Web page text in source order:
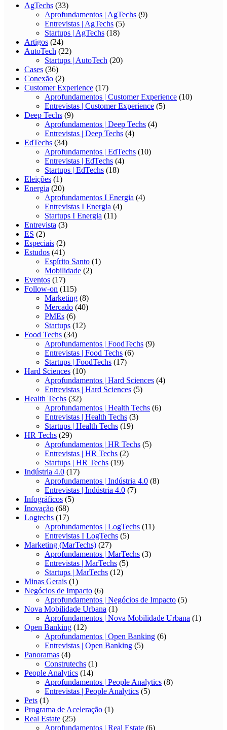
AgTechs (33)
Aprofundamentos | AgTechs (9)
Entrevistas | AgTechs (5)
Startups | AgTechs (18)
Artigos (24)
AutoTech (22)
Startups | AutoTech (20)
Cases (36)
Conexão (2)
Customer Experience (17)
Aprofundamentos | Customer Experience (10)
Entrevistas | Customer Experience (5)
Deep Techs (9)
Aprofundamentos | Deep Techs (4)
Entrevistas | Deep Techs (4)
EdTechs (34)
Aprofundamentos | EdTechs (10)
Entrevistas | EdTechs (4)
Startups | EdTechs (18)
Eleições (1)
Energia (20)
Aprofundamentos I Energia (4)
Entrevistas I Energia (4)
Startups I Energia (11)
Entrevista (3)
ES (2)
Especiais (2)
Estudos (41)
Espírito Santo (1)
Mobilidade (2)
Eventos (17)
Follow-on (115)
Marketing (8)
Mercado (40)
PMEs (6)
Startups (12)
Food Techs (34)
Aprofundamentos | FoodTechs (9)
Entrevistas | Food Techs (6)
Startups | FoodTechs (17)
Hard Sciences (10)
Aprofundamentos | Hard Sciences (4)
Entrevistas | Hard Sciences (5)
Health Techs (32)
Aprofundamentos | Health Techs (6)
Entrevistas | Health Techs (3)
Startups | Health Techs (19)
HR Techs (29)
Aprofundamentos | HR Techs (5)
Entrevistas | HR Techs (2)
Startups | HR Techs (19)
Indústria 4.0 (17)
Aprofundamentos | Indústria 4.0 (8)
Entrevistas | Indústria 4.0 (7)
Infográficos (5)
Inovação (68)
Logtechs (17)
Aprofundamentos | LogTechs (11)
Entrevistas I LogTechs (5)
Marketing (MarTechs) (27)
Aprofundamentos | MarTechs (3)
Entrevistas | MarTechs (5)
Startups | MarTechs (12)
Minas Gerais (1)
Negócios de Impacto (6)
Aprofundamentos | Negócios de Impacto (5)
Nova Mobilidade Urbana (1)
Aprofundamentos | Nova Mobilidade Urbana (1)
Open Banking (12)
Aprofundamentos | Open Banking (6)
Entrevistas | Open Banking (5)
Panoramas (4)
Construtechs (1)
People Analytics (14)
Aprofundamentos | People Analytics (8)
Entrevistas | People Analytics (5)
Pets (1)
Programa de Aceleração (1)
Real Estate (25)
Aprofundamentos | Real Estate (6)